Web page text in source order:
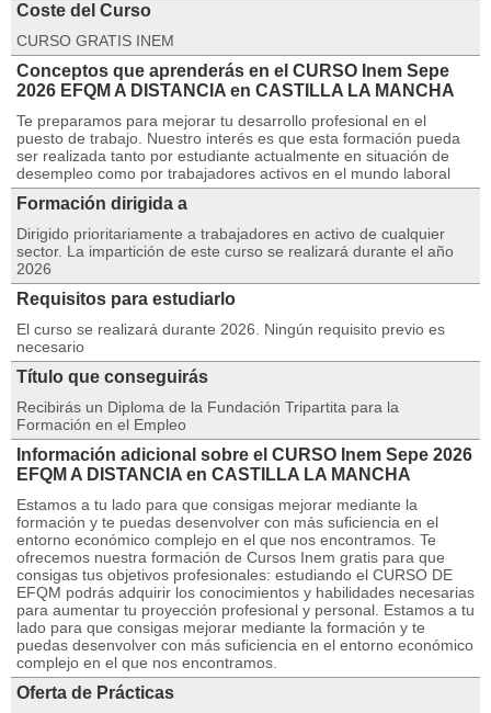
Coste del Curso
CURSO GRATIS INEM
Conceptos que aprenderás en el CURSO Inem Sepe
2026 EFQM A DISTANCIA en CASTILLA LA MANCHA
Te preparamos para mejorar tu desarrollo profesional en el
puesto de trabajo. Nuestro interés es que esta formación pueda
ser realizada tanto por estudiante actualmente en situación de
desempleo como por trabajadores activos en el mundo laboral
Formación dirigida a
Dirigido prioritariamente a trabajadores en activo de cualquier
sector. La impartición de este curso se realizará durante el año
2026
Requisitos para estudiarlo
El curso se realizará durante 2026. Ningún requisito previo es
necesario
Título que conseguirás
Recibirás un Diploma de la Fundación Tripartita para la
Formación en el Empleo
Información adicional sobre el CURSO Inem Sepe 2026
EFQM A DISTANCIA en CASTILLA LA MANCHA
Estamos a tu lado para que consigas mejorar mediante la
formación y te puedas desenvolver con más suficiencia en el
entorno económico complejo en el que nos encontramos. Te
ofrecemos nuestra formación de Cursos Inem gratis para que
consigas tus objetivos profesionales: estudiando el CURSO DE
EFQM podrás adquirir los conocimientos y habilidades necesarias
para aumentar tu proyección profesional y personal. Estamos a tu
lado para que consigas mejorar mediante la formación y te
puedas desenvolver con más suficiencia en el entorno económico
complejo en el que nos encontramos.
Oferta de Prácticas